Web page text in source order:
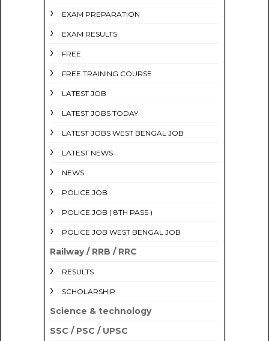
EXAM PREPARATION
EXAM RESULTS
FREE
FREE TRAINING COURSE
LATEST JOB
LATEST JOBS TODAY
LATEST JOBS WEST BENGAL JOB
LATEST NEWS
NEWS
POLICE JOB
POLICE JOB ( 8TH PASS )
POLICE JOB WEST BENGAL JOB
Railway / RRB / RRC
RESULTS
SCHOLARSHIP
Science & technology
SSC / PSC / UPSC